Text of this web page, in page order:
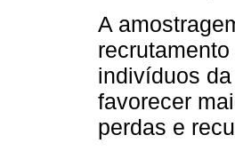
A
indivíduos
favorecer
perdas e